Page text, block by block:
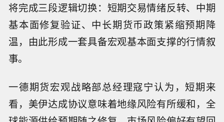
将完成三段逻辑切换：短期交易情绪反转、中期
基本面修复验证、中长期货币政策紧缩预期降
温，由此形成一套具备宏观基本面支撑的行情叙
事。
一德期货宏观战略部总经理寇宁认为，短期来
看，美伊达成协议意味着地缘风险有所缓和，全